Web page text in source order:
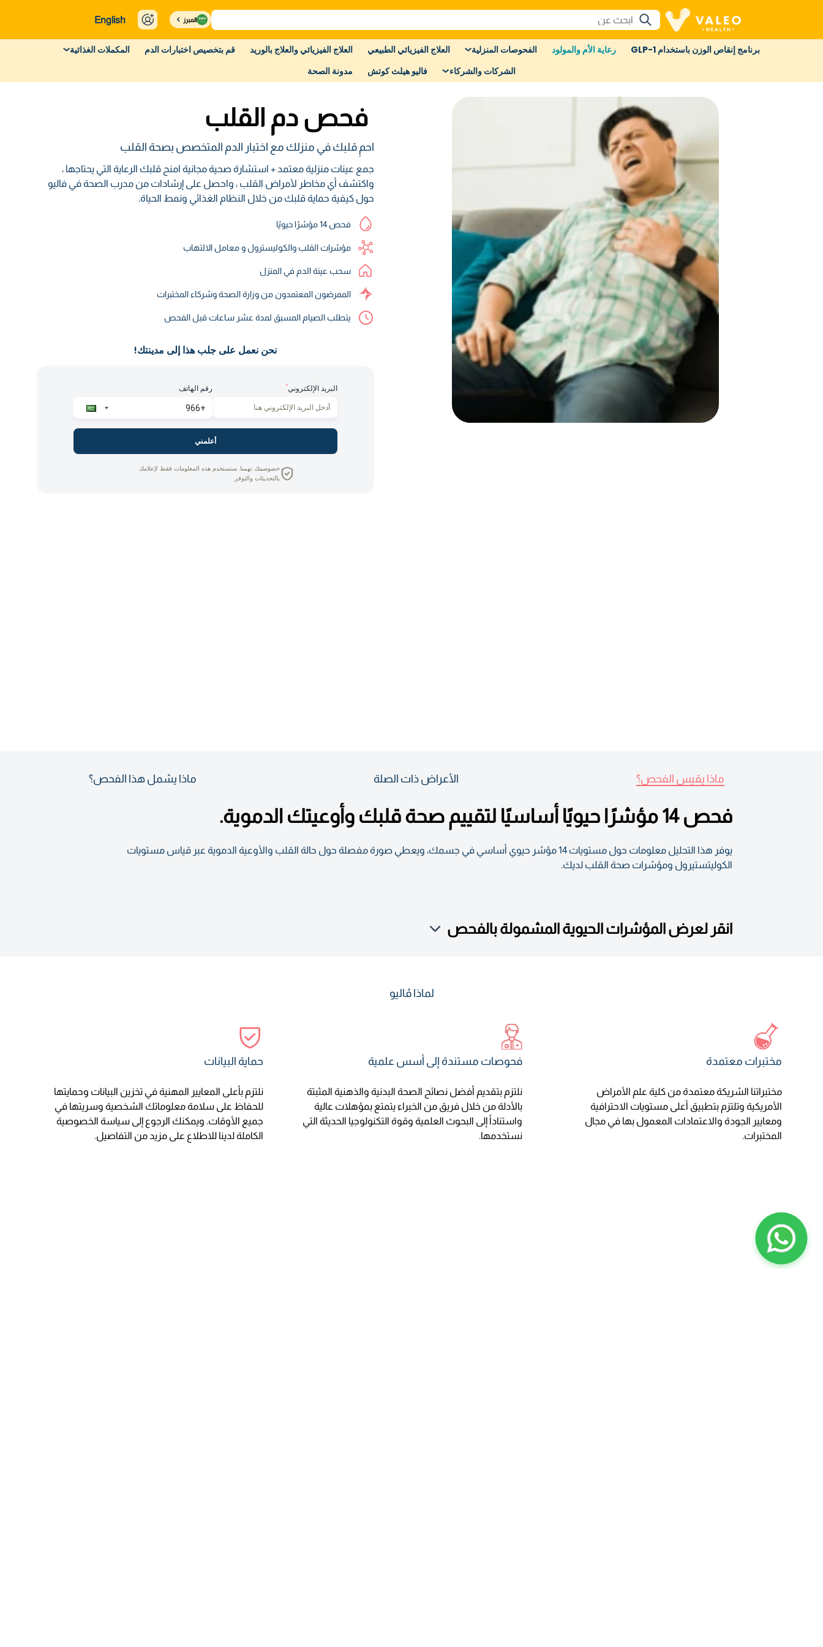
المبرز English
برنامج إنقاص الوزن باستخدام GLP-1 رعاية الأم والمولود الفحوصات المنزلية العلاج الفيزيائي الطبيعي العلاج الفيزيائي والعلاج بالوريد قم بتخصيص اختبارات الدم
المكملات الغذائية
الشركات والشركاء
فاليو هيلث كوتش مدونة الصحة
فحص دم القلب
احمِ قلبك في منزلك مع اختبار الدم المتخصص بصحة القلب
جمع عينات منزلية معتمد + استشارة صحية مجانية امنح قلبك الرعاية التي يحتاجها ،
واكتشف أي مخاطر لأمراض القلب ، واحصل على إرشادات من مدرب الصحة في فاليو
حول كيفية حماية قلبك من خلال النظام الغذائي ونمط الحياة.
فحص 14 مؤشرًا حيويًا
مؤشرات القلب والكوليسترول و معامل الالتهاب
سحب عينة الدم في المنزل
الممرضون المعتمدون من وزارة الصحة وشركاء المختبرات
يتطلب الصيام المسبق لمدة عشر ساعات قبل الفحص
نحن نعمل على جلب هذا إلى مدينتك!
البريد الإلكتروني* رقم الهاتف
أعلمني
خصوصيتك تهمنا. سنستخدم هذه المعلومات فقط لإعلامك
بالتحديثات والتوفر.
ماذا يقيس الفحص؟ الأعراض ذات الصلة ماذا يشمل هذا الفحص؟
فحص 14 مؤشرًا حيويًا أساسيًا لتقييم صحة قلبك وأوعيتك الدموية.
يوفر هذا التحليل معلومات حول مستويات 14 مؤشر حيوي أساسي في جسمك، ويعطي صورة مفصلة حول حالة القلب والأوعية الدموية عبر قياس مستويات
الكوليتستيرول ومؤشرات صحة القلب لديك.
انقر لعرض المؤشرات الحيوية المشمولة بالفحص
لماذا ڤاليو
مختبرات معتمدة
مختبراتنا الشريكة معتمدة من كلية علم الأمراض
الأمريكية وتلتزم بتطبيق أعلى مستويات الاحترافية
ومعايير الجودة والاعتمادات المعمول بها في مجال
المختبرات.
فحوصات مستندة إلى أسس علمية
نلتزم بتقديم أفضل نصائح الصحة البدنية والذهنية المثبتة
بالأدلة من خلال فريق من الخبراء يتمتع بمؤهلات عالية
واستناداً إلى البحوث العلمية وقوة التكنولوجيا الحديثة التي
نستخدمها.
حماية البيانات
نلتزم بأعلى المعايير المهنية في تخزين البيانات وحمايتها
للحفاظ على سلامة معلوماتك الشخصية وسريتها في
جميع الأوقات. ويمكنك الرجوع إلى سياسة الخصوصية
الكاملة لدينا للاطلاع على مزيد من التفاصيل.